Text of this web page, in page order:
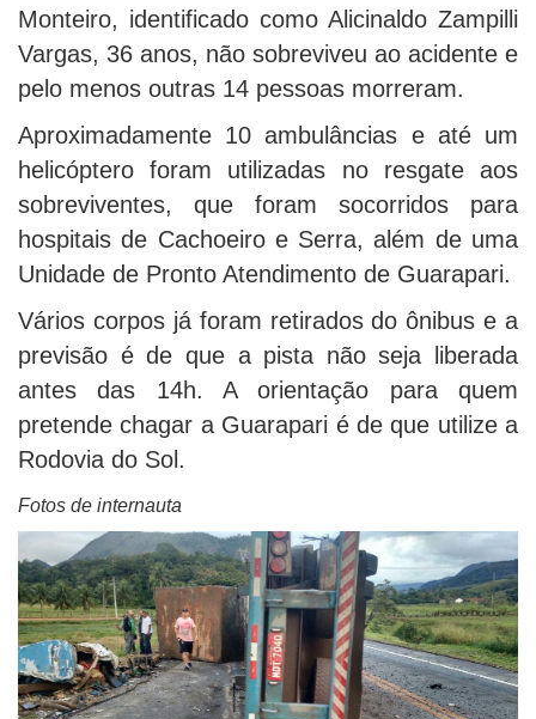
Monteiro, identificado como Alicinaldo Zampilli
Vargas, 36 anos, não sobreviveu ao acidente e
pelo menos outras 14 pessoas morreram.
Aproximadamente 10 ambulâncias e até um
helicóptero foram utilizadas no resgate aos
sobreviventes, que foram socorridos para
hospitais de Cachoeiro e Serra, além de uma
Unidade de Pronto Atendimento de Guarapari.
Vários corpos já foram retirados do ônibus e a
previsão é de que a pista não seja liberada
antes das 14h. A orientação para quem
pretende chagar a Guarapari é de que utilize a
Rodovia do Sol.
Fotos de internauta